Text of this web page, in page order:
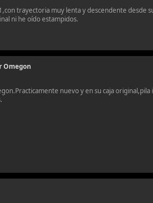
trayectoria muy lenta y descendente desde
ni he oído estampidos.
Omegon
nuevo y en su caja original,pila